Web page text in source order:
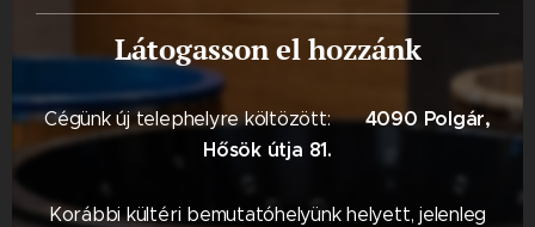
Látogasson el hozzánk
Cégünk új telephelyre költözött: 📍4090 Polgár,
Hősök útja 81.
Korábbi kültéri bemutatóhelyünk helyett, jelenleg